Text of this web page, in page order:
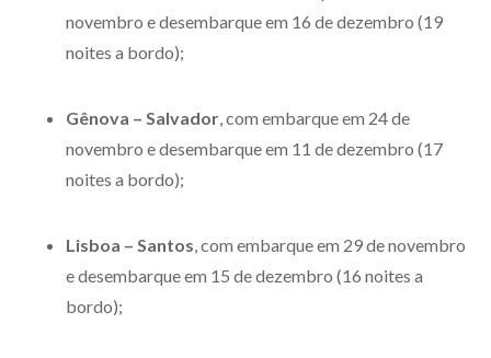
novembro e desembarque em 16 de dezembro (19
noites a bordo);
Gênova – Salvador, com embarque em 24 de
novembro e desembarque em 11 de dezembro (17
noites a bordo);
Lisboa – Santos, com embarque em 29 de novembro
e desembarque em 15 de dezembro (16 noites a
bordo);